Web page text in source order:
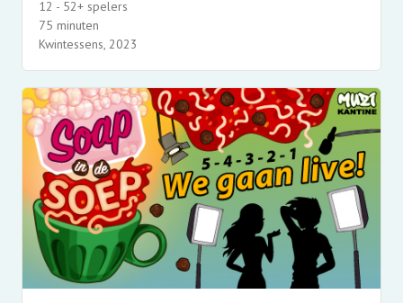
12 - 52+ spelers
75 minuten
Kwintessens, 2023